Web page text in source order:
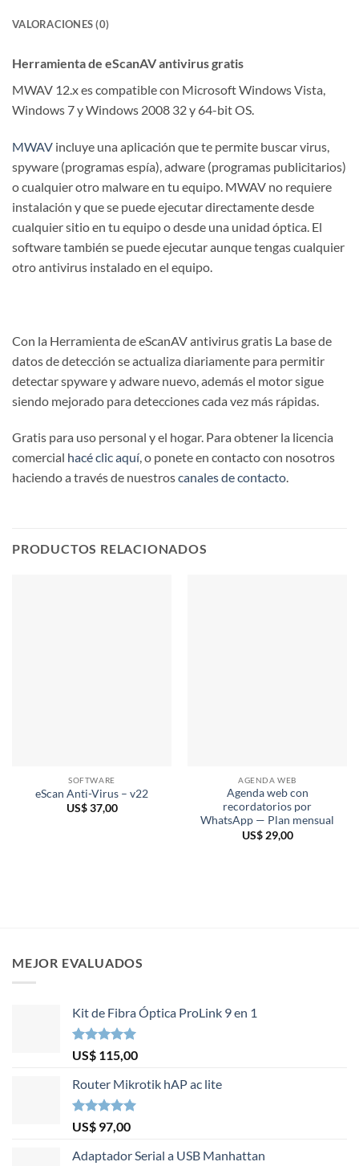
VALORACIONES (0)
Herramienta de eScanAV antivirus gratis
MWAV 12.x es compatible con Microsoft Windows Vista,
Windows 7 y Windows 2008 32 y 64-bit OS.
MWAV incluye una aplicación que te permite buscar virus,
spyware (programas espía), adware (programas publicitarios)
o cualquier otro malware en tu equipo. MWAV no requiere
instalación y que se puede ejecutar directamente desde
cualquier sitio en tu equipo o desde una unidad óptica. El
software también se puede ejecutar aunque tengas cualquier
otro antivirus instalado en el equipo.
Con la Herramienta de eScanAV antivirus gratis La base de
datos de detección se actualiza diariamente para permitir
detectar spyware y adware nuevo, además el motor sigue
siendo mejorado para detecciones cada vez más rápidas.
Gratis para uso personal y el hogar. Para obtener la licencia
comercial hacé clic aquí, o ponete en contacto con nosotros
haciendo a través de nuestroscanales de contacto.
PRODUCTOS RELACIONADOS
SOFTWARE
eScan Anti-Virus – v22
US$37,00
AGENDA WEB
Agenda web con
recordatorios por
WhatsApp — Plan mensual
US$29,00
MEJOR EVALUADOS
Kit de Fibra Óptica ProLink 9 en 1
Valorado en
5.00
de 5
US$ 115,00
Router Mikrotik hAP ac lite
Valorado en
5.00
de 5
US$ 97,00
Adaptador Serial a USB Manhattan